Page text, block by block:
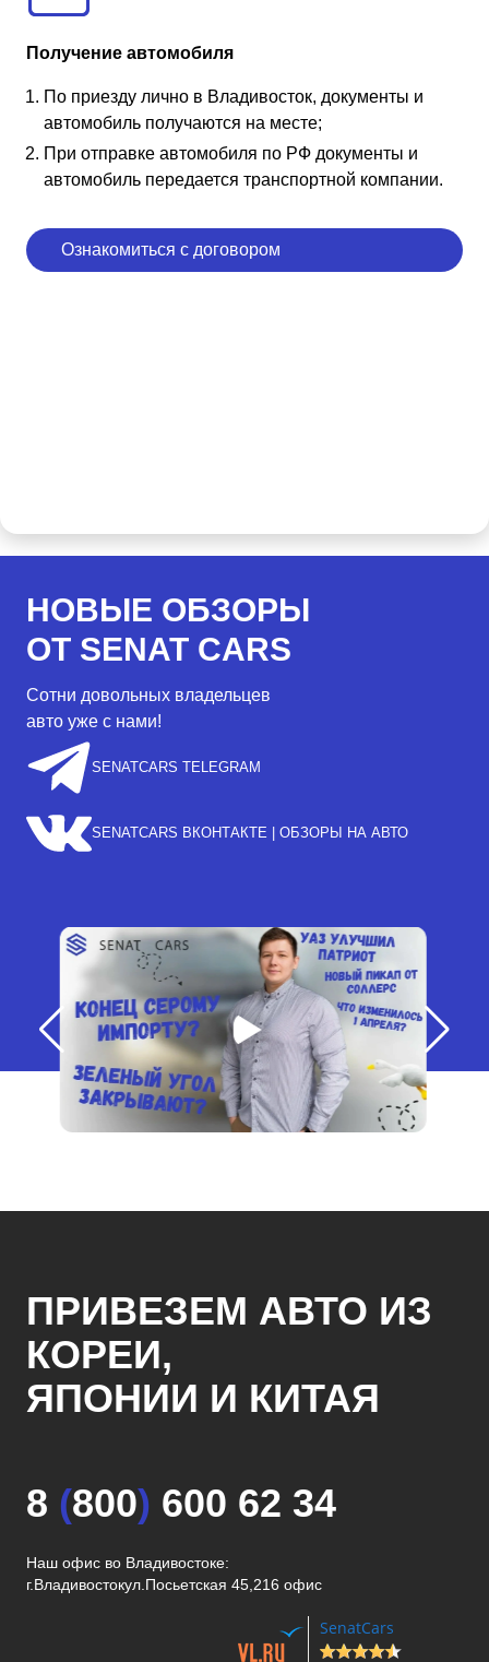
Получение автомобиля
По приезду лично в Владивосток, документы и
автомобиль получаются на месте;
При отправке автомобиля по РФ документы и
автомобиль передается транспортной компании.
Ознакомиться с договором
НОВЫЕ ОБЗОРЫ
ОТ SENAT CARS
Сотни довольных владельцев
авто уже с нами!
SENATCARS TELEGRAM
SENATCARS ВКОНТАКТЕ | ОБЗОРЫ НА АВТО
ПРИВЕЗЕМ АВТО ИЗ
КОРЕИ,
ЯПОНИИ И КИТАЯ
8 (800) 600 62 34
Наш офис во Владивостоке:
г.Владивостокул.Посьетская 45,216 офис
SenatCars